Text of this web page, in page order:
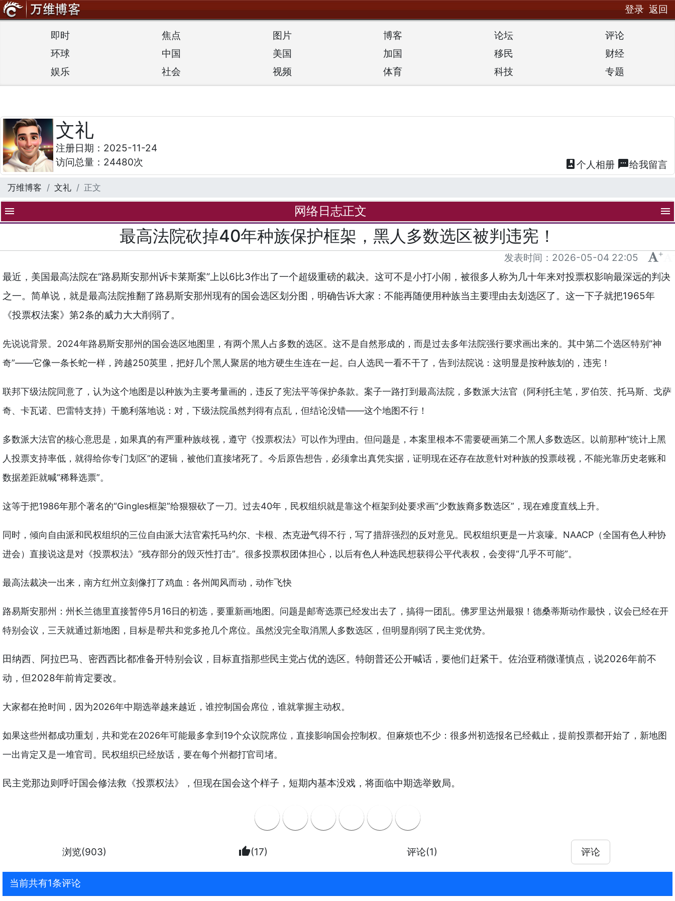
登录 返回
即时 焦点 图片 博客 论坛
评论
环球
中国 美国 加国 移民
财经
娱乐
社会 视频 体育 科技 专题
文礼
注册日期：2025-11-24
访问总量：24480次
photo_album 个人相册 textsms给我留言
万维博客 文礼 正文
menu 网络日志正文 menu
最高法院砍掉40年种族保护框架，黑人多数选区被判违宪！
发表时间： 2026-05-04 22:05 +
最近，美国最高法院在“路易斯安那州诉卡莱斯案”上以6比3作出了一个超级重磅的裁决。这可不是小打小闹，被很多人称为几十年来对投票权影响最深远的判决
之一。简单说，就是最高法院推翻了路易斯安那州现有的国会选区划分图，明确告诉大家：不能再随便用种族当主要理由去划选区了。这一下子就把1965年
《投票权法案》第2条的威力大大削弱了。
先说说背景。2024年路易斯安那州的国会选区地图里，有两个黑人占多数的选区。这不是自然形成的，而是过去多年法院强行要求画出来的。其中第二个选区特别“神
奇”——它像一条长蛇一样，跨越250英里，把好几个黑人聚居的地方硬生生连在一起。白人选民一看不干了，告到法院说：这明显是按种族划的，违宪！
联邦下级法院同意了，认为这个地图是以种族为主要考量画的，违反了宪法平等保护条款。案子一路打到最高法院，多数派大法官（阿利托主笔，罗伯茨、托马斯、戈萨
奇、卡瓦诺、巴雷特支持）干脆利落地说：对，下级法院虽然判得有点乱，但结论没错——这个地图不行！
多数派大法官的核心意思是，如果真的有严重种族歧视，遵守《投票权法》可以作为理由。但问题是，本案里根本不需要硬画第二个黑人多数选区。以前那种“统计上黑
人投票支持率低，就得给你专门划区”的逻辑，被他们直接堵死了。今后原告想告，必须拿出真凭实据，证明现在还存在故意针对种族的投票歧视，不能光靠历史老账和
数据差距就喊“稀释选票”。
这等于把1986年那个著名的“Gingles框架”给狠狠砍了一刀。过去40年，民权组织就是靠这个框架到处要求画“少数族裔多数选区”，现在难度直线上升。
同时，倾向自由派和民权组织的三位自由派大法官索托马约尔、卡根、杰克逊气得不行，写了措辞强烈的反对意见。民权组织更是一片哀嚎。NAACP（全国有色人种协
进会）直接说这是对《投票权法》“残存部分的毁灭性打击”。很多投票权团体担心，以后有色人种选民想获得公平代表权，会变得“几乎不可能”。
最高法裁决一出来，南方红州立刻像打了鸡血：各州闻风而动，动作飞快
路易斯安那州：州长兰德里直接暂停5月16日的初选，要重新画地图。问题是邮寄选票已经发出去了，搞得一团乱。佛罗里达州最狠！德桑蒂斯动作最快，议会已经在开
特别会议，三天就通过新地图，目标是帮共和党多抢几个席位。虽然没完全取消黑人多数选区，但明显削弱了民主党优势。
田纳西、阿拉巴马、密西西比都准备开特别会议，目标直指那些民主党占优的选区。特朗普还公开喊话，要他们赶紧干。佐治亚稍微谨慎点，说2026年前不
动，但2028年前肯定要改。
大家都在抢时间，因为2026年中期选举越来越近，谁控制国会席位，谁就掌握主动权。
如果这些州都成功重划，共和党在2026年可能最多拿到19个众议院席位，直接影响国会控制权。但麻烦也不少：很多州初选报名已经截止，提前投票都开始了，新地图
一出肯定又是一堆官司。民权组织已经放话，要在每个州都打官司堵。
民主党那边则呼吁国会修法救《投票权法》，但现在国会这个样子，短期内基本没戏，将面临中期选举败局。
浏览(903) thumb_up(17) 评论(1) 评论
当前共有1条评论